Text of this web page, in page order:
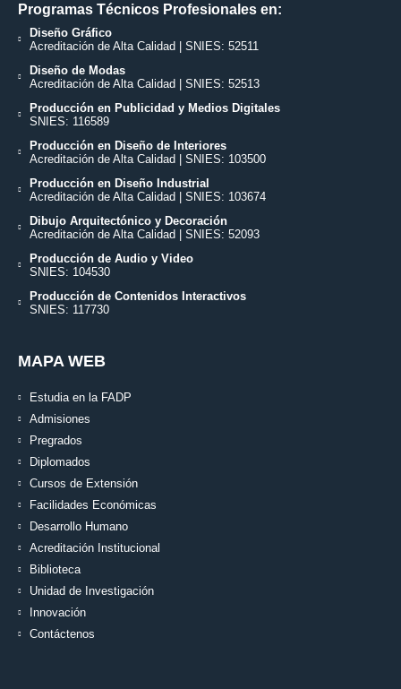
Programas Técnicos Profesionales en:
Diseño Gráfico
Acreditación de Alta Calidad | SNIES: 52511
Diseño de Modas
Acreditación de Alta Calidad | SNIES: 52513
Producción en Publicidad y Medios Digitales
SNIES: 116589
Producción en Diseño de Interiores
Acreditación de Alta Calidad | SNIES: 103500
Producción en Diseño Industrial
Acreditación de Alta Calidad | SNIES: 103674
Dibujo Arquitectónico y Decoración
Acreditación de Alta Calidad | SNIES: 52093
Producción de Audio y Video
SNIES: 104530
Producción de Contenidos Interactivos
SNIES: 117730
MAPA WEB
Estudia en la FADP
Admisiones
Pregrados
Diplomados
Cursos de Extensión
Facilidades Económicas
Desarrollo Humano
Acreditación Institucional
Biblioteca
Unidad de Investigación
Innovación
Contáctenos